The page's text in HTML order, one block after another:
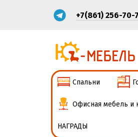
+7(861) 256-70-
Спальни
Офисная мебель и
НАГРАДЫ